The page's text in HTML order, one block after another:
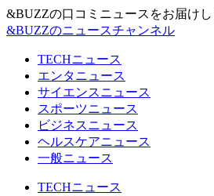
&BUZZの口コミニュースをお届け
&BUZZのニュースチャンネル
TECHニュース
エンタニュース
サイエンスニュース
スポーツニュース
ビジネスニュース
ヘルスケアニュース
一般ニュース
TECHニュース